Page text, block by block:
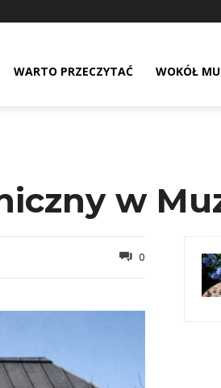
WARTO PRZECZYTAĆ WOKÓŁ
w
0